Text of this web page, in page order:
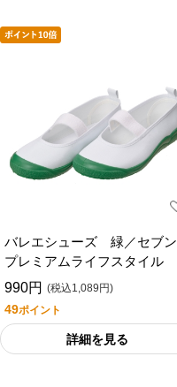
バレエシューズ 緑／セブン
プレミアムライフスタイル
990円 (税込1,089円)
49ポイント
詳細を見る